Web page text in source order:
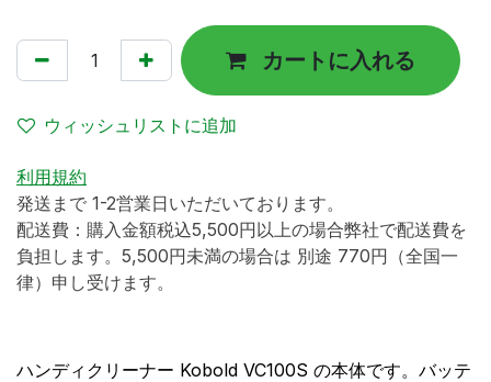
カートに入れる
ウィッシュリストに追加
利用規約
発送まで 1-2営業日いただいております。
配送費：購入金額税込5,500円以上の場合弊社で配送費を
負担します。5,500円未満の場合は 別途 770円（全国一
律）申し受けます。
ハンディクリーナー Kobold VC100S の本体です。バッテ